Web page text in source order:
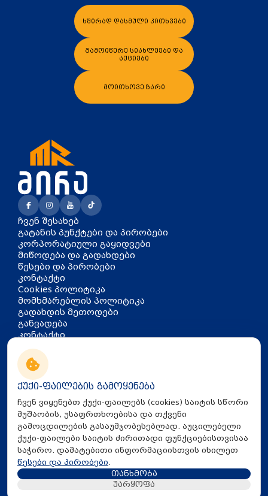
კალათაში დამატება
ხშირად დასმული კითხვები
გამოიწერე სიახლეები და
აქციები
მოითხოვე ზარი
კონტაქტი
თბილისი, აკაკი წერეთლის
გამზირი 126
info@mira.ge
032 235 60 01
ჩვენ შესახებ
გატანის პუნქტები და პირობები
კორპორატიული გაყიდვები
მიწოდება და გადახდები
წესები და პირობები
კონტაქტი
Cookies პოლიტიკა
მომხმარებლის პოლიტიკა
გადახდის მეთოდები
განვადება
All Rights Reserved © 2025 Mira.ge
ქუქი-ფაილების გამოყენება
ჩვენ ვიყენებთ ქუქი-ფაილებს (cookies) საიტის სწორი
მუშაობის, უსაფრთხოებისა და თქვენი
გამოცდილების გასაუმჯობესებლად. აუცილებელი
ქუქი-ფაილები საიტის ძირითადი ფუნქციებისთვისაა
საჭირო. დამატებითი ინფორმაციისთვის იხილეთ
წესები და პირობები.
უარყოფა
თანხმობა